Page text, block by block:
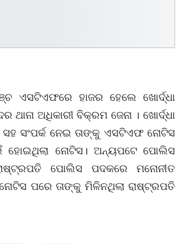
ଏସଟିଏଫରେ ହାଜର ହେଲେ ଖୋର୍ଦ୍ଧା
ଅଧିକାରୀ ବିକ୍ରମ ଜେନା । ଖୋର୍ଦ୍ଧା
ସଂପର୍କ ନେଇ ତାଙ୍କୁ ଏସଟିଏଫ ନୋଟିସ
ହୋଇଥିଲା ନୋଟିସ। ଅନ୍ୟପଟେ ପୋଲିସ
ପୋଲିସ ପଦକରେ ମନୋନୀତ
ପରେ ତାଙ୍କୁ ମିଳିନଥିଲା ରାଷ୍ଟ୍ରପତି